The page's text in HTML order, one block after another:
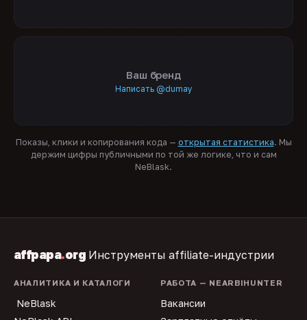
Ваш бренд
Написать @dumay
Показы, клики и копирования кода — открытая статистика. Мы
держим цифры публичными по той же логике, что и сам
NeBlask.
affpapa.org Инструменты affiliate-индустрии
АНАЛИТИКА И КАТАЛОГИ
NeBlask
РАБОТА — NEARBIHUNTER
Вакансии